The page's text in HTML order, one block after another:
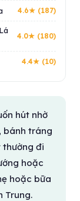
4.6★ (187)
4.0★ (180)
4.4★ (10)
hút nhờ
bánh tráng
thường đi
hoặc
hoặc bữa
Trung.